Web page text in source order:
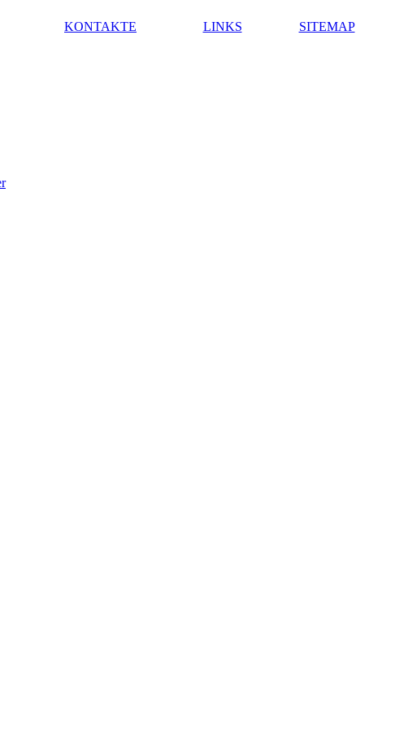
KONTAKTE LINKS
SITEMAP